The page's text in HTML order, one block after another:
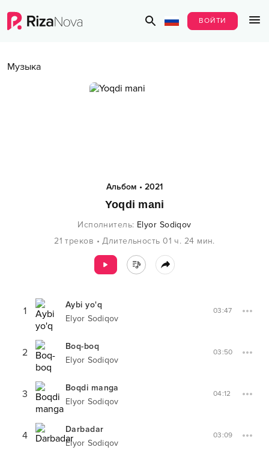
ВОЙТИ
Музыка
Альбом • 2021
Yoqdi mani
Исполнитель: Elyor Sodiqov
21 треков •Длительность 01 ч. 24 мин.
1
Aybi yo'q
Elyor Sodiqov
03:47
2
Boq-boq
Elyor Sodiqov
03:50
3
Boqdi manga
Elyor Sodiqov
04:12
4
Darbadar
Elyor Sodiqov
03:09